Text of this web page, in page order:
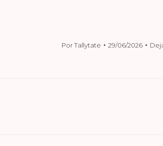
PorTallytate 29/06/2026